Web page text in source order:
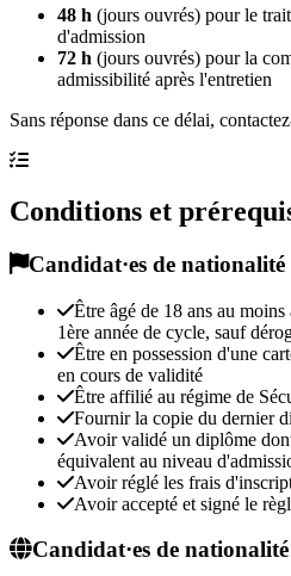
48 h (jours ouvrés) pour le
d'admission
72 h (jours ouvrés) pour la
admissibilité après l'entretien
Sans réponse dans ce délai,
Conditions et
Candidat·es de nationalité
Être âgé de 18 ans au
1ère année de cycle, sauf
Être en possession d'une
en cours de validité
Être affilié au régime de
Fournir la copie du dernier
Avoir validé un diplôme
équivalent au niveau
Avoir réglé les frais
Avoir accepté et signé le
Candidat·es de